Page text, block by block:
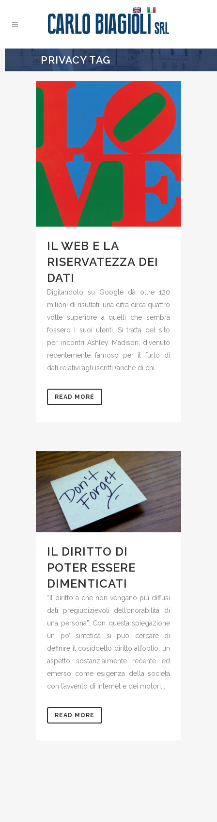
PRIVACY TAG
IL WEB E LA
RISERVATEZZA DEI
DATI
Digitandolo su Google dà oltre 120
milioni di risultati, una cifra circa quattro
volte superiore a quelli che sembra
fossero i suoi utenti. Si tratta del sito
per incontri Ashley Madison, divenuto
recentemente famoso per il furto di
dati relativi agli iscritti (anche di chi...
READ MORE
IL DIRITTO DI
POTER ESSERE
DIMENTICATI
“Il diritto a che non vengano più diffusi
dati pregiudizievoli dell’onorabilità di
una persona”. Con questa spiegazione
un po’ sintetica si può cercare di
definire il cosiddetto diritto all’oblio, un
aspetto sostanzialmente recente ed
emerso come esigenza della società
con l’avvento di internet e dei motori...
READ MORE